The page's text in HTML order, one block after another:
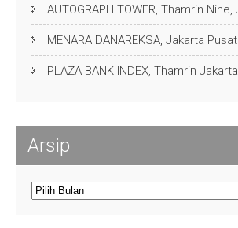
AUTOGRAPH TOWER, Thamrin
MENARA DANAREKSA, Jakarta Pusat
PLAZA BANK INDEX, Thamrin
Arsip
Arsip